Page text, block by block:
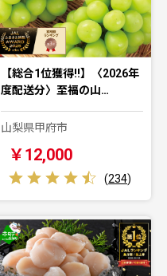
【総合1位獲得!!】〈2026年
度配送分〉至福の山…
山梨県甲府市
￥12,000
(234)